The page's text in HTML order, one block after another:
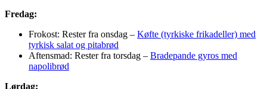
Fredag:
Frokost: Rester fra onsdag – Køfte (tyrkiske frikadeller) med
tyrkisk salat og pitabrød
Aftensmad: Rester fra torsdag – Bradepande gyros med
napolibrød
Lørdag: